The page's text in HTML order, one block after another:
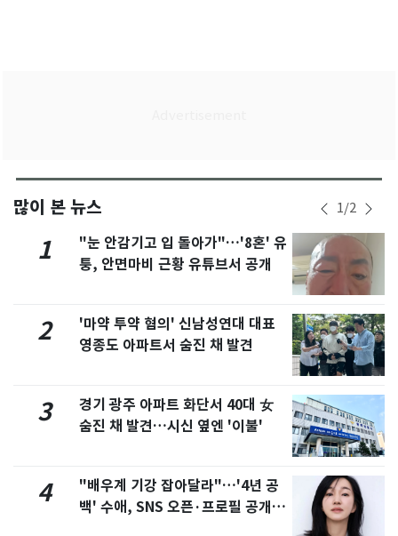
많이 본 뉴스 1/2
1
"눈 안감기고 입 돌아가"…'8혼' 유
퉁, 안면마비 근황 유튜브서 공개
2
'마약 투약 혐의' 신남성연대 대표
영종도 아파트서 숨진 채 발견
3
경기 광주 아파트 화단서 40대 女
숨진 채 발견…시신 옆엔 '이불'
4
"배우계 기강 잡아달라"…'4년 공
백' 수애, SNS 오픈·프로필 공개